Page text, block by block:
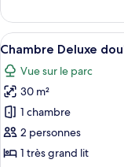
Chambre
Standard
double
Chambre
Standard
double
Afficher
toutes
les
photos
pour
ce
type
6
Chambre Deluxe
Vue sur le parc
30 m²
1 chambre
2 personnes
1 très grand lit